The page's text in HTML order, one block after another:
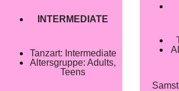
INTERMEDIATE
Tanzart: Intermediate
Altersgruppe: Adults,
Teens